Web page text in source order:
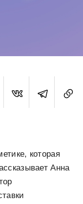
которая
Анна